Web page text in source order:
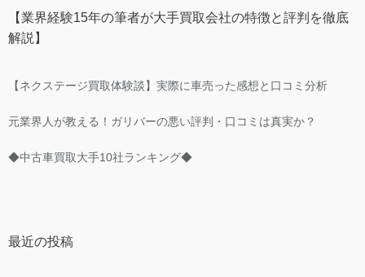
【業界経験15年の筆者が大手買取会社の特徴と評判を徹底
解説】
【ネクステージ買取体験談】実際に車売った感想と口コミ分析
元業界人が教える！ガリバーの悪い評判・口コミは真実か？
◆中古車買取大手10社ランキング◆
最近の投稿